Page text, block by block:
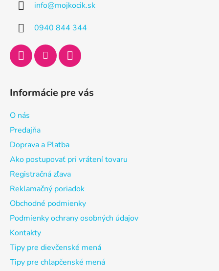
info@mojkocik.sk
0940 844 344
Informácie pre vás
O nás
Predajňa
Doprava a Platba
Ako postupovať pri vrátení tovaru
Registračná zľava
Reklamačný poriadok
Obchodné podmienky
Podmienky ochrany osobných údajov
Kontakty
Tipy pre dievčenské mená
Tipy pre chlapčenské mená